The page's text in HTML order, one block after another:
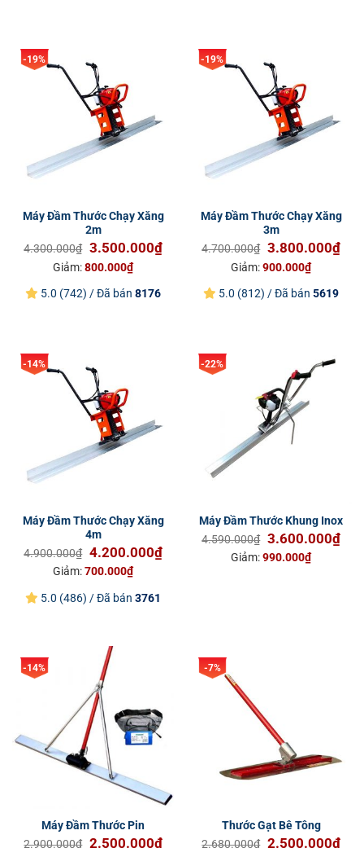
-19%
Máy Đầm Thước Chạy Xăng
2m
4.300.000₫ Giá
gốc
4.300.000₫.
3.500.000₫Giá
Giảm:800.000₫
5.0 (742) / Đã bán 8176
-19%
Máy Đầm Thước Chạy Xăng
3m
4.700.000₫ Giá
gốc
4.700.000₫.
3.800.000₫Giá
Giảm:900.000₫
5.0 (812) / Đã bán 5619
-14%
Máy Đầm Thước Chạy Xăng
4m
4.900.000₫ Giá
gốc
4.900.000₫.
4.200.000₫Giá
Giảm:700.000₫
5.0 (486) / Đã bán 3761
-22%
Máy Đầm Thước Khung Inox
4.590.000₫ Giá
gốc
3.600.000₫Giá
Giảm:990.000₫
-14%
Máy Đầm Thước Pin
2.900.000₫ Giá
2.500.000₫Giá
-7%
Thước Gạt Bê Tông
2.680.000₫ Giá
2.500.000₫Giá